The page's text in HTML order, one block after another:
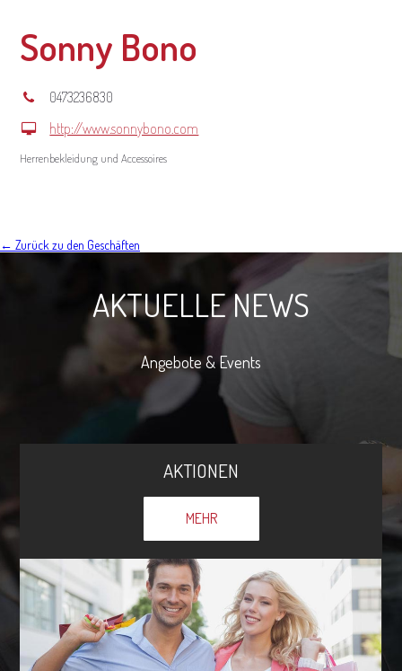
Sonny Bono
0473236830
http://www.sonnybono.com
Herrenbekleidung und Accessoires
← Zurück zu den Geschäften
AKTUELLE NEWS
Angebote & Events
AKTIONEN
MEHR